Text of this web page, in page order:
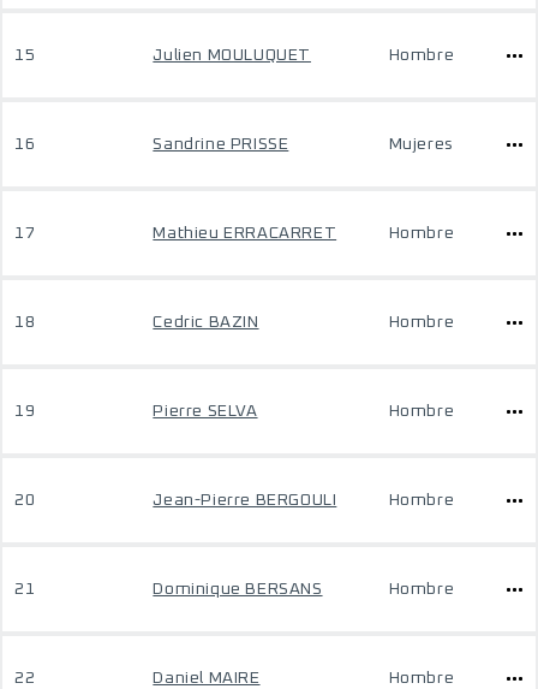
15 Julien MOULUQUET Hombre
16 Sandrine PRISSE Mujeres
17 Mathieu ERRACARRET Hombre
18 Cedric BAZIN Hombre
19 Pierre SELVA Hombre
20 Jean-Pierre BERGOULI Hombre
21 Dominique BERSANS Hombre
22 Daniel MAIRE Hombre